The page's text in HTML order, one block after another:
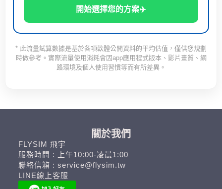
開始選擇您的方案✈️
* 此流量試算數據是基於各項軟體公開資料的平均估值，僅供您規劃
時做參考。實際流量使用消耗會因app應用程式版本、影片畫質、網
路環境及個人使用習慣等而有所差異。
關於我們
FLYSIM 飛宇
服務時間 : 上午10:00-凌晨1:00
聯絡信箱 : service@flysim.tw
LINE線上客服